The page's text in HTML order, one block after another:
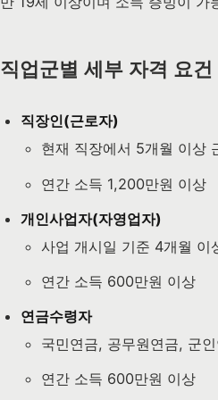
직업군별 세부 자격 요건
직장인(근로자)
현재 직장에서 5개월 이상
연간 소득 1,200만원 이상
개인사업자(자영업자)
사업 개시일 기준 4개월 이
연간 소득 600만원 이상
연금수령자
국민연금, 공무원연금, 군
연간 소득 600만원 이상